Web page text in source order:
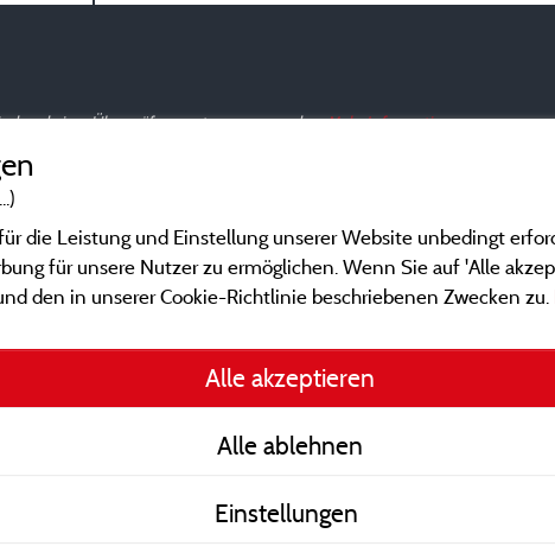
und einer Überprüfung unterzogen wurden.Mehr Informationen
die Leistung und Einstellung unserer Website unbedingt
für unsere Nutzer zu ermöglichen. Wenn Sie auf 'Alle
den in unserer Cookie-Richtlinie beschriebenen Zwecken zu.
Alle akzeptieren
Alle ablehnen
Einstellungen